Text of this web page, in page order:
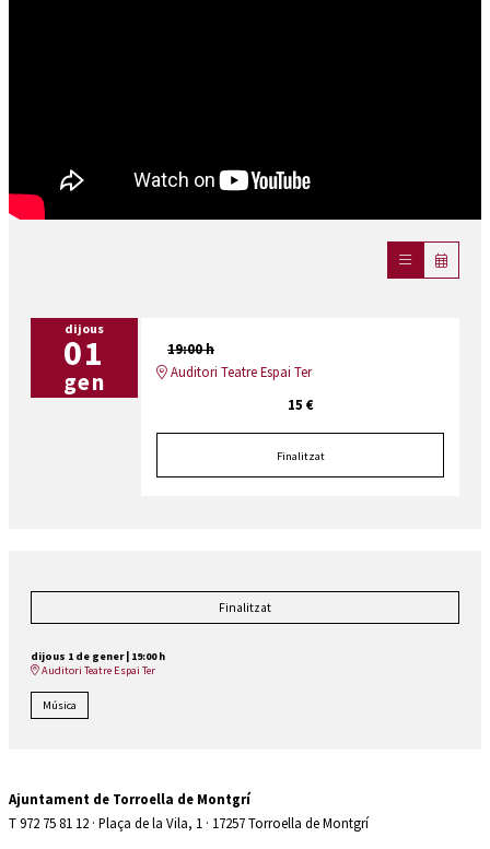
dijous
01
gen
19:00 h
Auditori Teatre Espai Ter
15 €
Finalitzat
Finalitzat
dijous 1 de gener| 19:00 h
Auditori Teatre Espai Ter
Música
Ajuntament de Torroella de Montgrí
T 972 75 81 12 · Plaça de la Vila, 1 · 17257 Torroella de Montgrí